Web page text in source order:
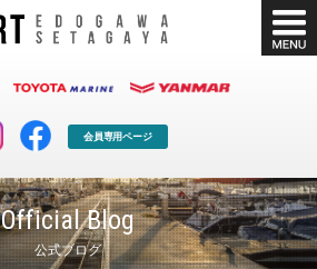
会員専用ページ
Official Blog
公式ブログ